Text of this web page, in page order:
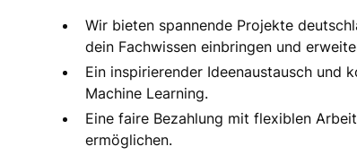
Wir bieten spannende Projekte
dein Fachwissen einbringen und
Ein inspirierender Ideenaustausch und
Machine Learning.
Eine faire Bezahlung mit flexiblen
ermöglichen.